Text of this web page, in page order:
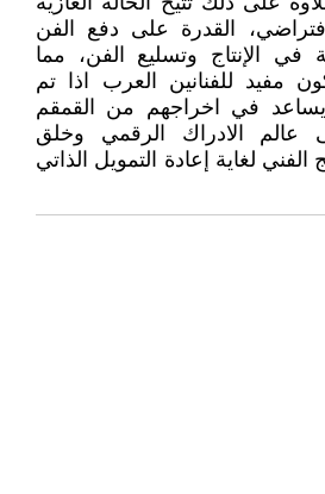
القدرة على دفع الفن
في الإنتاج وتسليع الفن، مما
للفنانين العرب اذا تم
ويساعد في اخراجهم من القمقم
عالم الادراك الرقمي وخلق
الفني لغاية إعادة التمويل الذاتي